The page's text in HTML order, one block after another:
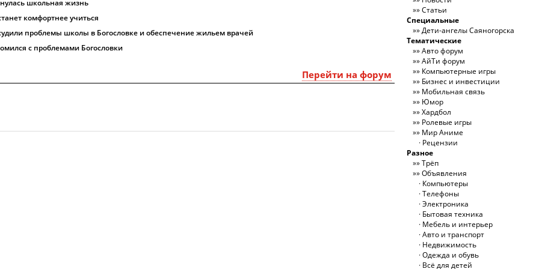
школьная жизнь
комфортнее учиться
проблемы школы в Богословке и обеспечение жильем врачей
с проблемами Богословки
Перейти на форум
Статьи
Специальные
Дети-ангелы Саяногорска
Тематические
Авто форум
АйТи форум
Компьютерные игры
Бизнес и инвестиции
Мобильная связь
Юмор
Хардбол
Ролевые игры
Мир Аниме
Рецензии
Разное
Трёп
Объявления
Компьютеры
Телефоны
Электроника
Бытовая техника
Мебель и интерьер
Авто и транспорт
Недвижимость
Одежда и обувь
Всё для детей